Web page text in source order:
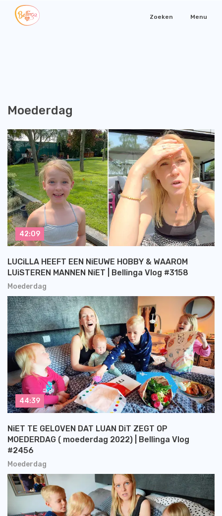
Zoeken Menu
Moederdag
Moederdag
LUCiLLA HEEFT EEN NiEUWE HOBBY & WAAROM
LUiSTEREN MANNEN NiET | Bellinga Vlog #3158
42:09
Moederdag
NiET TE GELOVEN DAT LUAN DiT ZEGT OP
MOEDERDAG ( moederdag 2022) | Bellinga Vlog
#2456
44:39